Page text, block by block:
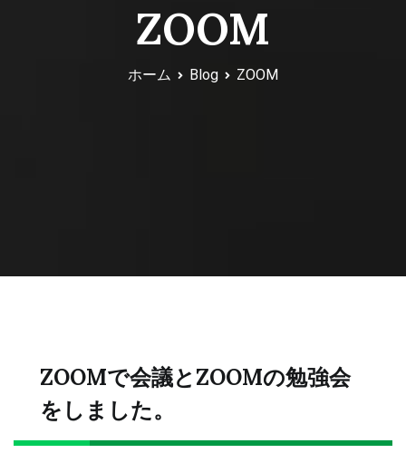
ZOOM
ホーム Blog ZOOM
ZOOMで会議とZOOMの勉強会
をしました。